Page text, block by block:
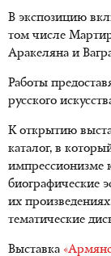
В экспозицию
том числе
Аракеляна и
Работы
русского
К открытию
каталог, в
импрессионизме
биографические
их
тематические
Выставка